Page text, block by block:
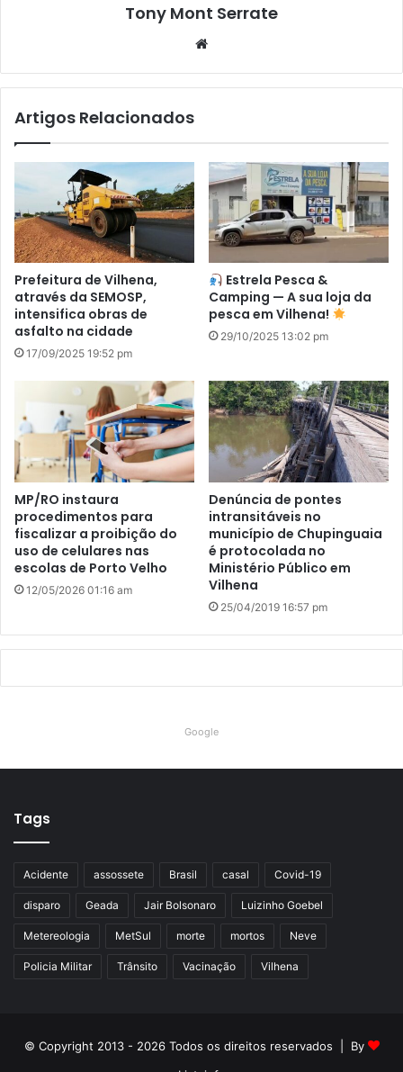
Tony Mont Serrate
te
Artigos Relacionados
Prefeitura de Vilhena,
através da SEMOSP,
intensifica obras de
asfalto na cidade
17/09/2025 19:52 pm
Estrela Pesca &
Camping — A sua loja da
pesca em Vilhena!
29/10/2025 13:02 pm
MP/RO instaura
procedimentos para
fiscalizar a proibição do
uso de celulares nas
escolas de Porto Velho
12/05/2026 01:16 am
Denúncia de pontes
intransitáveis no
município de Chupinguaia
é protocolada no
Ministério Público em
Vilhena
25/04/2019 16:57 pm
Google
Tags
Acidente assossete Brasil casal Covid-19
disparo Geada Jair Bolsonaro Luizinho Goebel
Metereologia MetSul morte mortos Neve
Policia Militar Trânsito Vacinação Vilhena
© Copyright 2013 - 2026 Todos os direitos reservados | By